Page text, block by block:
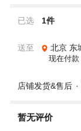
已选 1件
送至 北京 东
现在付
店铺发货&售后
暂无评价